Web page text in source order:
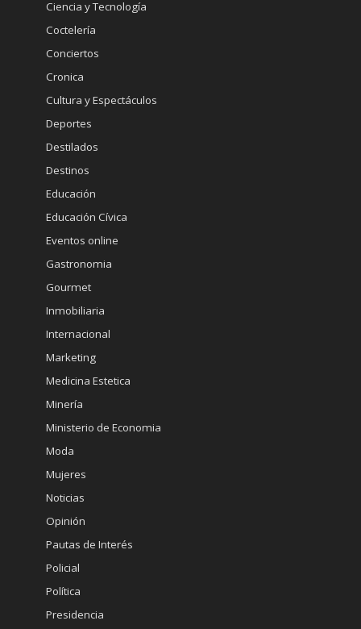
Ciencia y Tecnología
Coctelería
Conciertos
Cronica
Cultura y Espectáculos
Deportes
Destilados
Destinos
Educación
Educación Cívica
Eventos online
Gastronomia
Gourmet
Inmobiliaria
Internacional
Marketing
Medicina Estetica
Minería
Ministerio de Economia
Moda
Mujeres
Noticias
Opinión
Pautas de Interés
Policial
Política
Presidencia